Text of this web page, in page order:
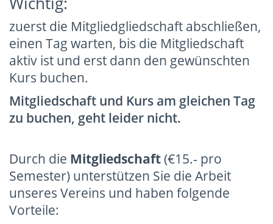
zuerst die Mitgliedgliedschaft abschließen,
einen Tag warten, bis die Mitgliedschaft
aktiv ist und erst dann den gewünschten
Kurs buchen.
Mitgliedschaft und Kurs am gleichen Tag
zu buchen, geht leider nicht.
Durch die Mitgliedschaft(€15.- pro
Semester) unterstützen Sie die Arbeit
unseres Vereins und haben folgende
Vorteile: